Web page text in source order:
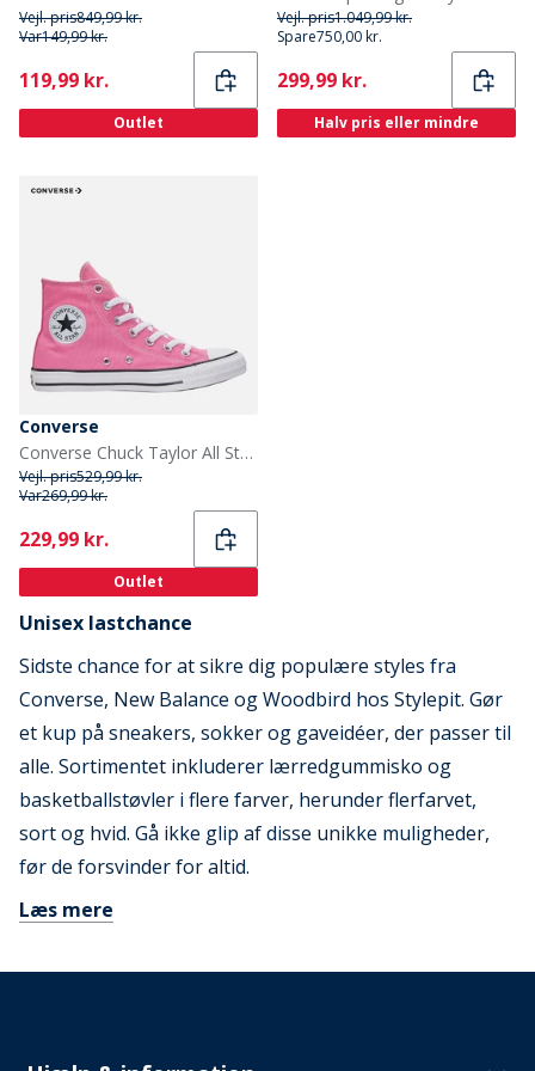
Vejl. pris849,99 kr.
Var149,99 kr.
Current
119,99 kr.
Outlet
Vejl. pris1.049,99 kr.
Spare750,00 kr.
Current
299,99 kr.
Halv pris eller mindre
Converse
Converse Chuck Taylor All Star Hi Sko Oops Pink
Vejl. pris529,99 kr.
Var269,99 kr.
Current
229,99 kr.
Outlet
Unisex lastchance
Sidste chance for at sikre dig populære styles fra
Converse, New Balance og Woodbird hos Stylepit. Gør
et kup på sneakers, sokker og gaveidéer, der passer til
alle. Sortimentet inkluderer lærredgummisko og
basketballstøvler i flere farver, herunder flerfarvet,
sort og hvid. Gå ikke glip af disse unikke muligheder,
før de forsvinder for altid.
Læs mere